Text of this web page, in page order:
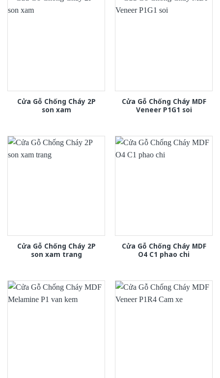
Cửa Gỗ Chống Cháy 2P
son xam
Cửa Gỗ Chống Cháy MDF
Veneer P1G1 soi
Cửa Gỗ Chống Cháy 2P
son xam trang
Cửa Gỗ Chống Cháy MDF
O4 C1 phao chi